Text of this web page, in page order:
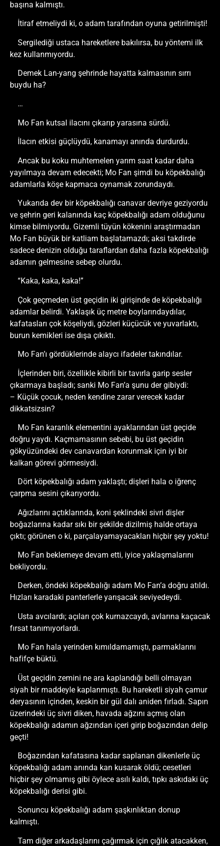
başına kalmıştı.
İtiraf etmeliydi ki, o adam tarafından oyuna getirilmişti!
Sergilediği ustaca hareketlere bakılırsa, bu yöntemi ilk
kez kullanmıyordu.
Demek Lan-yang şehrinde hayatta kalmasının sırrı
buydu ha?
…
Mo Fan kutsal ilacını çıkarıp yarasına sürdü.
İlacın etkisi güçlüydü, kanamayı anında durdurdu.
Ancak bu koku muhtemelen yarım saat kadar daha
yayılmaya devam edecekti; Mo Fan şimdi bu köpekbalığı
adamlarla köşe kapmaca oynamak zorundaydı.
Yukarıda dev bir köpekbalığı canavar devriye geziyordu
ve şehrin geri kalanında kaç köpekbalığı adam olduğunu
kimse bilmiyordu. Gizemli tüyün kökenini araştırmadan
Mo Fan büyük bir katliam başlatamazdı; aksi takdirde
sadece denizin olduğu taraflardan daha fazla köpekbalığı
adamın gelmesine sebep olurdu.
“Kaka, kaka, kaka!”
Çok geçmeden üst geçidin iki girişinde de köpekbalığı
adamlar belirdi. Yaklaşık üç metre boylarındaydılar,
kafatasları çok köşeliydi, gözleri küçücük ve yuvarlaktı,
burun kemikleri ise dışa çıkıktı.
Mo Fan’ı gördüklerinde alaycı ifadeler takındılar.
İçlerinden biri, özellikle kibirli bir tavırla garip sesler
çıkarmaya başladı; sanki Mo Fan’a şunu der gibiydi:
– Küçük çocuk, neden kendine zarar verecek kadar
dikkatsizsin?
Mo Fan karanlık elementini ayaklarından üst geçide
doğru yaydı. Kaçmamasının sebebi, bu üst geçidin
gökyüzündeki dev canavardan korunmak için iyi bir
kalkan görevi görmesiydi.
Dört köpekbalığı adam yaklaştı; dişleri hala o iğrenç
çarpma sesini çıkarıyordu.
Ağızlarını açtıklarında, koni şeklindeki sivri dişler
boğazlarına kadar sıkı bir şekilde dizilmiş halde ortaya
çıktı; görünen o ki, parçalayamayacakları hiçbir şey yoktu!
Mo Fan beklemeye devam etti, iyice yaklaşmalarını
bekliyordu.
Derken, öndeki köpekbalığı adam Mo Fan’a doğru atıldı.
Hızları karadaki panterlerle yarışacak seviyedeydi.
Usta avcılardı; açıları çok kurnazcaydı, avlarına kaçacak
fırsat tanımıyorlardı.
Mo Fan hala yerinden kımıldamamıştı, parmaklarını
hafifçe büktü.
Üst geçidin zemini ne ara kaplandığı belli olmayan
siyah bir maddeyle kaplanmıştı. Bu hareketli siyah çamur
deryasının içinden, keskin bir gül dalı aniden fırladı. Sapın
üzerindeki üç sivri diken, havada ağzını açmış olan
köpekbalığı adamın ağzından içeri girip boğazından delip
geçti!
Boğazından kafatasına kadar saplanan dikenlerle üç
köpekbalığı adam anında kan kusarak öldü; cesetleri
hiçbir şey olmamış gibi öylece asılı kaldı, tıpkı askıdaki üç
köpekbalığı derisi gibi.
Sonuncu köpekbalığı adam şaşkınlıktan donup
kalmıştı.
Tam diğer arkadaşlarını çağırmak için çığlık atacakken,